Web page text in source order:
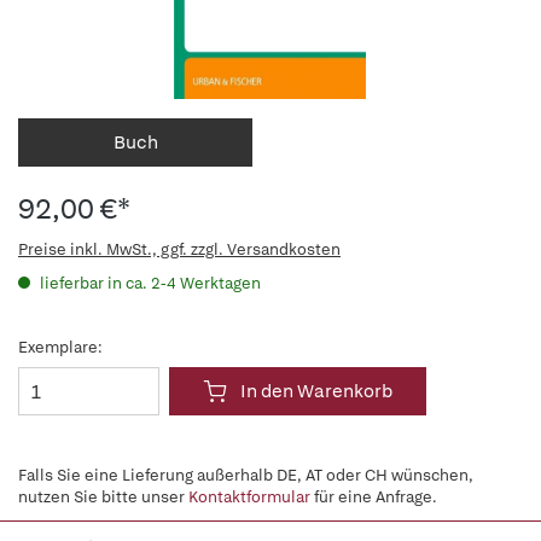
Buch
92,00 €*
Preise inkl. MwSt., ggf. zzgl. Versandkosten
lieferbar in ca. 2-4 Werktagen
Exemplare:
In den Warenkorb
Falls Sie eine Lieferung außerhalb DE, AT oder CH wünschen,
nutzen Sie bitte unser Kontaktformularfür eine Anfrage.